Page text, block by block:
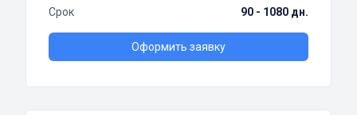
Срок
90 - 1080 дн.
Оформить заявку